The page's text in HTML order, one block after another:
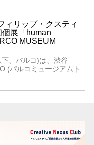
ィリップ・クスティ
展「human
MUSEUM
、パルコ)は、渋谷
(パルコミュージアムト